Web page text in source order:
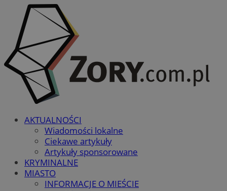
AKTUALNOŚCI
Wiadomości lokalne
Ciekawe artykuły
Artykuły sponsorowane
KRYMINALNE
MIASTO
INFORMACJE O MIEŚCIE